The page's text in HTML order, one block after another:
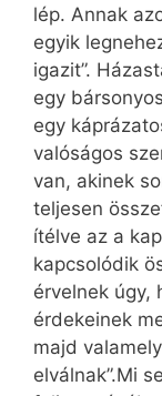
lép. Annak
egyik
igazit”.
egy
egy
valóságos
van, akinek
teljesen
ítélve az a
kapcsolódik
érvelnek úgy,
érdekeinek
majd
elválnak”.Mi